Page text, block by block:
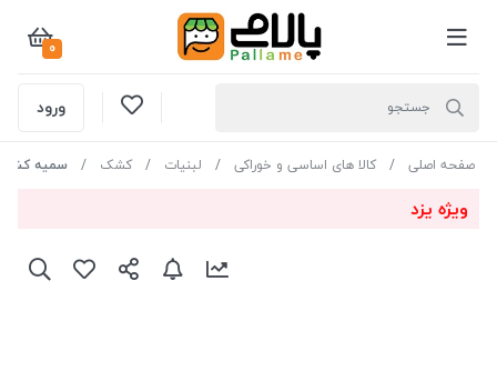
0
ورود
صفحه اصلی کالا های اساسی و خوراکی لبنیات کشک سمیه کشک
ویژه یزد